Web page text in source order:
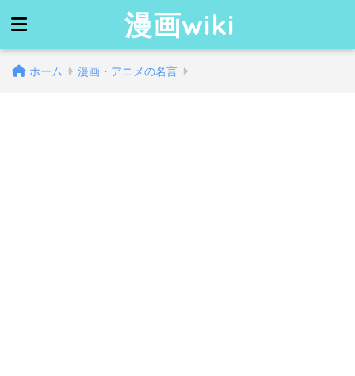
漫画wiki
ホーム 漫画・アニメの名言